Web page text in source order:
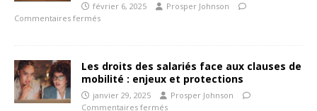
février 6, 2025
Prosper Johnson
Commentaires fermés
Les droits des salariés face aux clauses de
mobilité : enjeux et protections
janvier 29, 2025
Prosper Johnson
Commentaires fermés